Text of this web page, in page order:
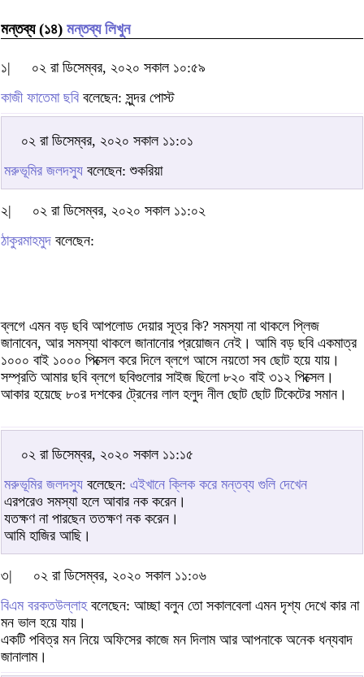
মন্তব্য (১৪) মন্তব্য লিখুন
১|
০২ রা ডিসেম্বর, ২০২০ সকাল ১০:৫৯
কাজী ফাতেমা ছবি বলেছেন: সুন্দর পোস্ট
০২ রা ডিসেম্বর, ২০২০ সকাল ১১:০১
মরুভূমির জলদস্যু বলেছেন: শুকরিয়া
২|
০২ রা ডিসেম্বর, ২০২০ সকাল ১১:০২
ঠাকুরমাহমুদ বলেছেন:
ব্লগে এমন বড় ছবি আপলোড দেয়ার সূত্র কি? সমস্যা না থাকলে প্লিজ
জানাবেন, আর সমস্যা থাকলে জানানোর প্রয়োজন নেই। আমি বড় ছবি একমাত্র
১০০০ বাই ১০০০ পিক্সেল করে দিলে ব্লগে আসে নয়তো সব ছোট হয়ে যায়।
সম্প্রতি আমার ছবি ব্লগে ছবিগুলোর সাইজ ছিলো ৮২০ বাই ৩১২ পিক্সেল।
আকার হয়েছে ৮০র দশকের ট্রেনের লাল হলুদ নীল ছোট ছোট টিকেটের সমান।
০২ রা ডিসেম্বর, ২০২০ সকাল ১১:১৫
মরুভূমির জলদস্যু বলেছেন: এইখানে ক্লিক করে মন্তব্য গুলি দেখেন
এরপরেও সমস্যা হলে আবার নক করেন।
যতক্ষণ না পারছেন ততক্ষণ নক করেন।
আমি হাজির আছি।
৩|
০২ রা ডিসেম্বর, ২০২০ সকাল ১১:০৬
বিএম বরকতউল্লাহবলেছেন: আচ্ছা বলুন তো সকালবেলা এমন দৃশ্য দেখে কার না
মন ভাল হয়ে যায়।
একটি পবিত্র মন নিয়ে অফিসের কাজে মন দিলাম আর আপনাকে অনেক ধন্যবাদ
জানালাম।